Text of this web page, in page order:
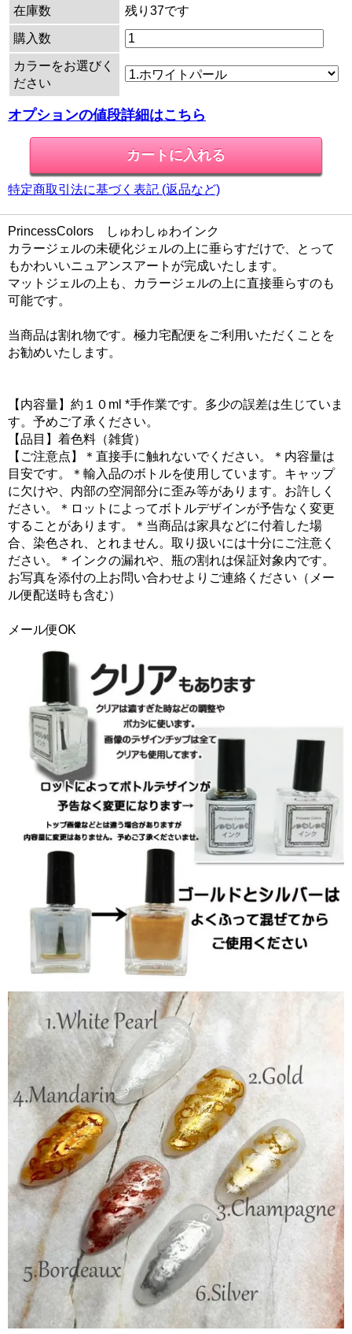
在庫数
残り37です
購入数
カラーをお選びく
ださい
オプションの値段詳細はこちら
特定商取引法に基づく表記 (返品など)
PrincessColors しゅわしゅわインク
カラージェルの未硬化ジェルの上に垂らすだけで、とって
もかわいいニュアンスアートが完成いたします。
マットジェルの上も、カラージェルの上に直接垂らすのも
可能です。
当商品は割れ物です。極力宅配便をご利用いただくことを
お勧めいたします。
【内容量】約１０ml *手作業です。多少の誤差は生じていま
す。予めご了承ください。
【品目】着色料（雑貨）
【ご注意点】＊直接手に触れないでください。＊内容量は
目安です。＊輸入品のボトルを使用しています。キャップ
に欠けや、内部の空洞部分に歪み等があります。お許しく
ださい。＊ロットによってボトルデザインが予告なく変更
することがあります。＊当商品は家具などに付着した場
合、染色され、とれません。取り扱いには十分にご注意く
ださい。＊インクの漏れや、瓶の割れは保証対象内です。
お写真を添付の上お問い合わせよりご連絡ください（メー
ル便配送時も含む）
メール便OK